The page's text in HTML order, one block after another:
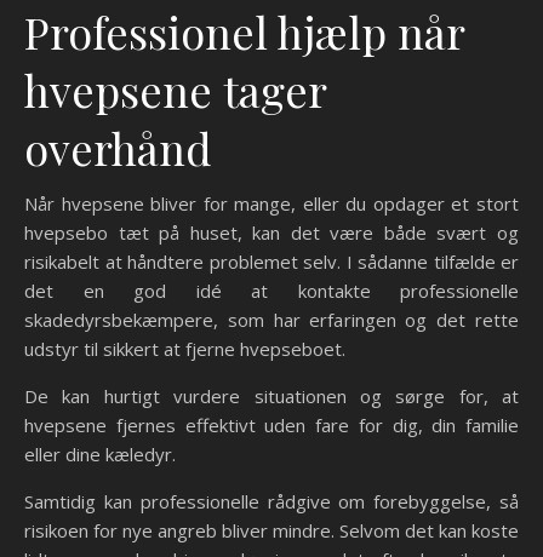
Professionel hjælp når
hvepsene tager
overhånd
Når hvepsene bliver for mange, eller du opdager et stort
hvepsebo tæt på huset, kan det være både svært og
risikabelt at håndtere problemet selv. I sådanne tilfælde er
det en god idé at kontakte professionelle
skadedyrsbekæmpere, som har erfaringen og det rette
udstyr til sikkert at fjerne hvepseboet.
De kan hurtigt vurdere situationen og sørge for, at
hvepsene fjernes effektivt uden fare for dig, din familie
eller dine kæledyr.
Samtidig kan professionelle rådgive om forebyggelse, så
risikoen for nye angreb bliver mindre. Selvom det kan koste